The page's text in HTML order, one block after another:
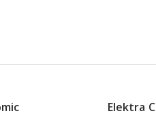
Elektra